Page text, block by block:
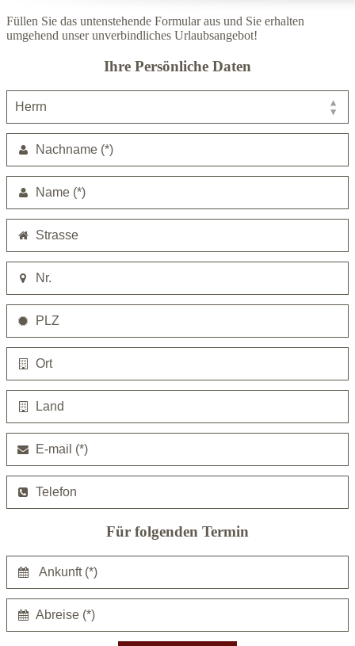
Füllen Sie das untenstehende Formular aus und Sie erhalten
umgehend unser unverbindliches Urlaubsangebot!
Ihre Persönliche Daten
Für folgenden Termin